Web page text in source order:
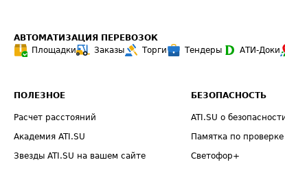
АВТОМАТИЗАЦИЯ ПЕРЕВОЗОК
Площадки
Заказы Торги Тендеры АТИ-Доки
ПОЛЕЗНОЕ
Расчет расстояний
Академия ATI.SU
Звезды ATI.SU на вашем сайте
БЕЗОПАСНОСТЬ
ATI.SU о
Памятка по
Светофор+